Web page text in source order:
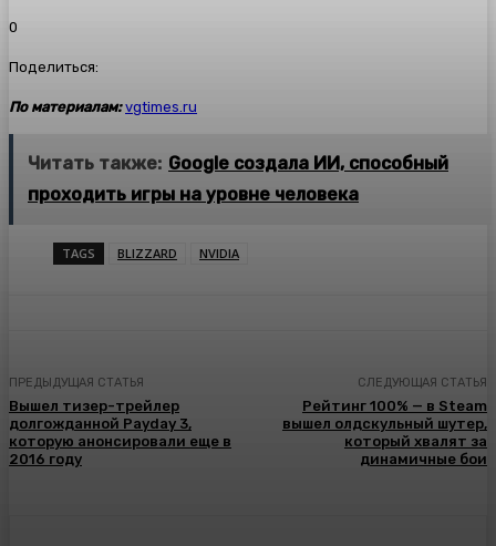
0
Поделиться:
По материалам: vgtimes.ru
Читать также: Google создала ИИ, способный
проходить игры на уровне человека
TAGS BLIZZARD NVIDIA
ПРЕДЫДУЩАЯ СТАТЬЯ
Вышел тизер-трейлер
долгожданной Payday 3,
которую анонсировали еще в
2016 году
СЛЕДУЮЩАЯ СТАТЬЯ
Рейтинг 100% — в Steam
вышел олдскульный шутер,
который хвалят за
динамичные бои